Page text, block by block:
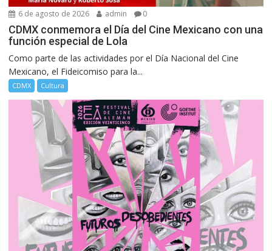
6 de agosto de 2026 admin 0
CDMX conmemora el Día del Cine Mexicano con una
función especial de Lola
Como parte de las actividades por el Día Nacional del Cine
Mexicano, el Fideicomiso para la...
CDMX Cultura